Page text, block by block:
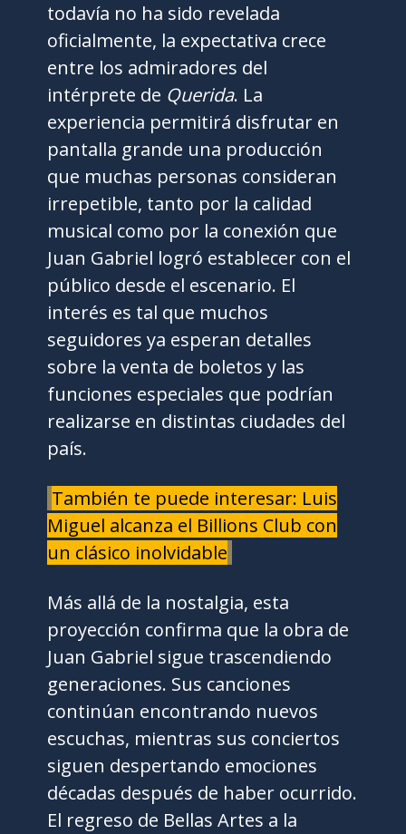
todavía no ha sido revelada
oficialmente, la expectativa crece
entre los admiradores del
intérprete de Querida. La
experiencia permitirá disfrutar en
pantalla grande una producción
que muchas personas consideran
irrepetible, tanto por la calidad
musical como por la conexión que
Juan Gabriel logró establecer con el
público desde el escenario. El
interés es tal que muchos
seguidores ya esperan detalles
sobre la venta de boletos y las
funciones especiales que podrían
realizarse en distintas ciudades del
país.
También te puede interesar: Luis
Miguel alcanza el Billions Club con
un clásico inolvidable
Más allá de la nostalgia, esta
proyección confirma que la obra de
Juan Gabriel sigue trascendiendo
generaciones. Sus canciones
continúan encontrando nuevos
escuchas, mientras sus conciertos
siguen despertando emociones
décadas después de haber ocurrido.
El regreso de Bellas Artes a la